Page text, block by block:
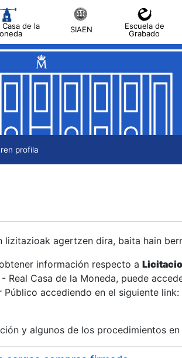
de la
SIAEN
Escuela de
Grabado
profila
lizitazioak agertzen dira, baita hain
información respecto a
Real Casa de la Moneda, puede
accediendo en el siguiente link:
y algunos de los procedimientos en